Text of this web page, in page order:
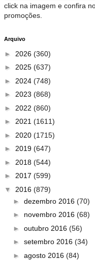
click na imagem e confira
promoções.
Arquivo
► 2026 (360)
► 2025 (637)
► 2024 (748)
► 2023 (868)
► 2022 (860)
► 2021 (1611)
► 2020 (1715)
► 2019 (647)
► 2018 (544)
► 2017 (599)
▼ 2016 (879)
► dezembro 2016 (70)
► novembro 2016 (68)
► outubro 2016 (56)
► setembro 2016 (34)
► agosto 2016 (84)